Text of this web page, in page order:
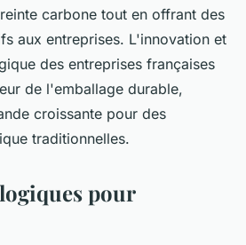
carbone tout en offrant des
aux entreprises. L'innovation et
des entreprises françaises
de l'emballage durable,
croissante pour des
traditionnelles.
pour